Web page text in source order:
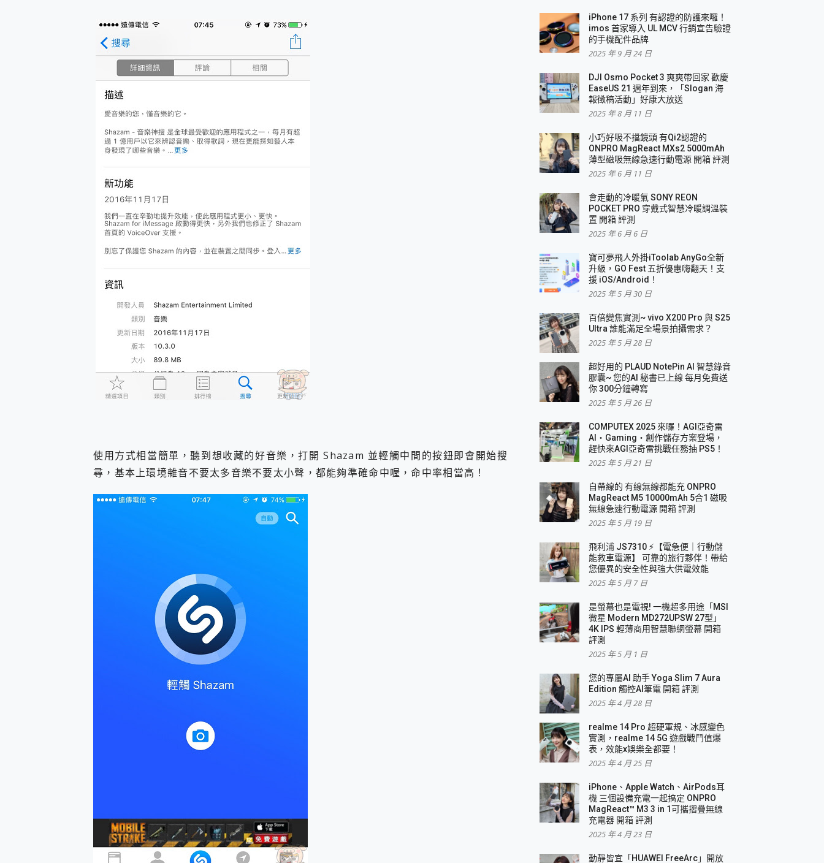
使用方式相當簡單，聽到想收藏的好音樂，打開 Shazam 並輕觸中間的按鈕即會開始搜
尋，基本上環境雜音不要太多音樂不要太小聲，都能夠準確命中喔，命中率相當高！
iPhone 17 系列 有認證的防護來囉！
imos 首家導入 UL MCV 行銷宣告驗證
的手機配件品牌
2025 年 9 月 24 日
DJI Osmo Pocket 3 爽爽帶回家 歡慶
EaseUS 21 週年到來，「Slogan 海
報徵稿活動」好康大放送
2025 年 8 月 11 日
小巧好吸不擋鏡頭 有Qi2認證的
ONPRO MagReact MXs2 5000mAh
薄型磁吸無線急速行動電源 開箱 評測
2025 年 6 月 11 日
會走動的冷暖氣 SONY REON
POCKET PRO 穿戴式智慧冷暖調溫裝
置 開箱 評測
2025 年 6 月 6 日
寶可夢飛人外掛iToolab AnyGo全新
升級，GO Fest 五折優惠嗨翻天！支
援 iOS/Android！
2025 年 5 月 30 日
百倍變焦實測~ vivo X200 Pro 與 S25
Ultra 誰能滿足全場景拍攝需求？
2025 年 5 月 28 日
超好用的 PLAUD NotePin AI 智慧錄音
膠囊~ 您的AI 秘書已上線 每月免費送
你 300分鐘轉寫
2025 年 5 月 26 日
COMPUTEX 2025 來囉！AGI亞奇雷
AI・Gaming・創作儲存方案登場，
趕快來AGI亞奇雷挑戰任務抽 PS5！
2025 年 5 月 21 日
自帶線的 有線無線都能充 ONPRO
MagReact M5 10000mAh 5合1 磁吸
無線急速行動電源 開箱 評測
2025 年 5 月 19 日
飛利浦 JS7310 ⚡【電急便｜行動儲
能救車電源】 可靠的旅行夥伴！帶給
您優異的安全性與強大供電效能
2025 年 5 月 7 日
是螢幕也是電視! 一機超多用途「MSI
微星 Modern MD272UPSW 27型」
4K IPS 輕薄商用智慧聯網螢幕 開箱
評測
2025 年 5 月 1 日
您的專屬AI 助手 Yoga Slim 7 Aura
Edition 觸控AI筆電 開箱 評測
2025 年 4 月 28 日
realme 14 Pro 超硬軍規、冰感變色
實測，realme 14 5G 遊戲戰鬥值爆
表，效能x娛樂全都要！
2025 年 4 月 25 日
iPhone、Apple Watch、AirPods耳
機 三個設備充電一起搞定 ONPRO
MagReact™ M3 3 in 1可攜摺疊無線
充電器 開箱 評測
2025 年 4 月 23 日
動靜皆宜「HUAWEI FreeArc」開放